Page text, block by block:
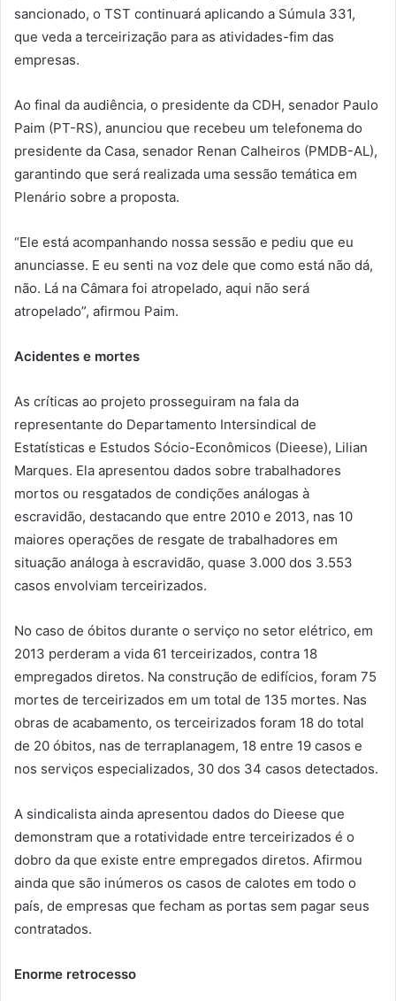
sancionado, o TST continuará aplicando a Súmula 331,
que veda a terceirização para as atividades-fim das
empresas.
Ao final da audiência, o presidente da CDH, senador Paulo
Paim (PT-RS), anunciou que recebeu um telefonema do
presidente da Casa, senador Renan Calheiros (PMDB-AL),
garantindo que será realizada uma sessão temática em
Plenário sobre a proposta.
“Ele está acompanhando nossa sessão e pediu que eu
anunciasse. E eu senti na voz dele que como está não dá,
não. Lá na Câmara foi atropelado, aqui não será
atropelado”, afirmou Paim.
Acidentes e mortes
As críticas ao projeto prosseguiram na fala da
representante do Departamento Intersindical de
Estatísticas e Estudos Sócio-Econômicos (Dieese), Lilian
Marques. Ela apresentou dados sobre trabalhadores
mortos ou resgatados de condições análogas à
escravidão, destacando que entre 2010 e 2013, nas 10
maiores operações de resgate de trabalhadores em
situação análoga à escravidão, quase 3.000 dos 3.553
casos envolviam terceirizados.
No caso de óbitos durante o serviço no setor elétrico, em
2013 perderam a vida 61 terceirizados, contra 18
empregados diretos. Na construção de edifícios, foram 75
mortes de terceirizados em um total de 135 mortes. Nas
obras de acabamento, os terceirizados foram 18 do total
de 20 óbitos, nas de terraplanagem, 18 entre 19 casos e
nos serviços especializados, 30 dos 34 casos detectados.
A sindicalista ainda apresentou dados do Dieese que
demonstram que a rotatividade entre terceirizados é o
dobro da que existe entre empregados diretos. Afirmou
ainda que são inúmeros os casos de calotes em todo o
país, de empresas que fecham as portas sem pagar seus
contratados.
Enorme retrocesso